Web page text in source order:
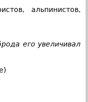
альпинистов,
его увеличивал